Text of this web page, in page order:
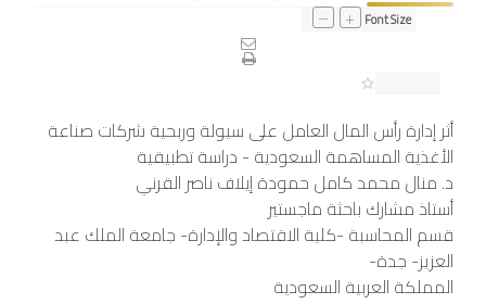
Font Size
+
–
أثر إدارة رأس المال العامل على سيولة وربحية شركات صناعة
الأغذية المساهمة السعودية - دراسة تطبيقية
د. منال محمد كامل حمودة إيلاف ناصر القرني
أستاذ مشارك باحثة ماجستير
قسم المحاسبة -كلية الاقتصاد والإدارة- جامعة الملك عبد
العزيز- جدة-
المملكة العربية السعودية